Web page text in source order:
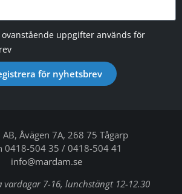
ovanstående uppgifter används för
för nyhetsbrev
Åvägen 7A, 268 75 Tågarp
0418-504 35 / 0418-504 41
info@mardam.se
vardagar 7-16, lunchstängt 12-12.30